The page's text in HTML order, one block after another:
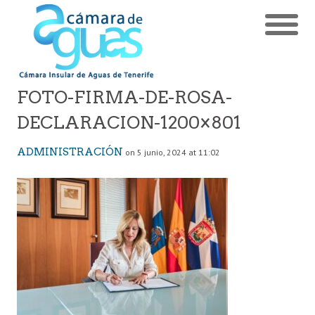
FOTO-FIRMA-DE-ROSA-
DECLARACION-1200×801
ADMINISTRACIÓN on 5 junio, 2024 at 11:02